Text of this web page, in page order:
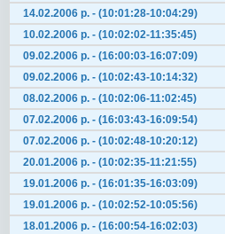
14.02.2006 р. - (10:01:28-10:04:29)
10.02.2006 р. - (10:02:02-11:35:45)
09.02.2006 р. - (16:00:03-16:07:09)
09.02.2006 р. - (10:02:43-10:14:32)
08.02.2006 р. - (10:02:06-11:02:45)
07.02.2006 р. - (16:03:43-16:09:54)
07.02.2006 р. - (10:02:48-10:20:12)
20.01.2006 р. - (10:02:35-11:21:55)
19.01.2006 р. - (16:01:35-16:03:09)
19.01.2006 р. - (10:02:52-10:05:56)
18.01.2006 р. - (16:00:54-16:02:03)